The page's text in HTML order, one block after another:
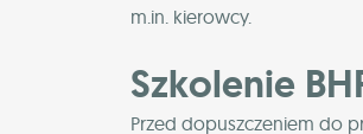
m.in. kierowcy.
Szkolenie
Przed dopuszczeniem do